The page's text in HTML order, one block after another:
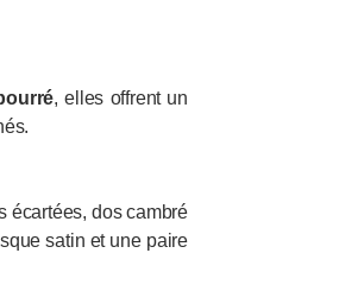
, elles offrent un
écartées, dos cambré
satin et une paire